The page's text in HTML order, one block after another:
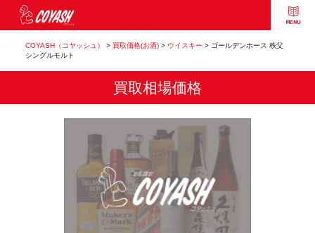
COYASH（コヤッシュ） > 買取価格(お酒)> ウイスキー > ゴールデンホース 秩父
シングルモルト
買取相場価格